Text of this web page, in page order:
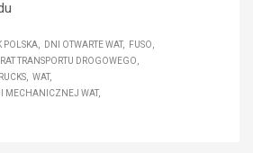
POLSKA DNI OTWARTE WAT
FUSO
TRANSPORTU DROGOWEGO
WAT
MECHANICZNEJ WAT